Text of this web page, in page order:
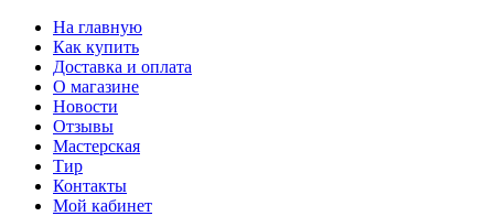
На главную
Как купить
Доставка и оплата
О магазине
Новости
Отзывы
Мастерская
Тир
Контакты
Мой кабинет